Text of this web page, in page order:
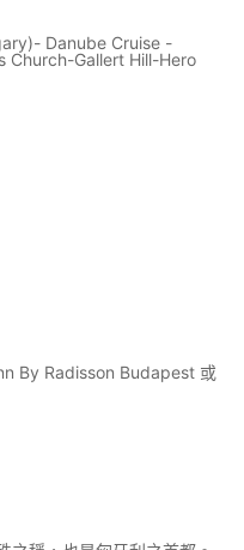
Danube Cruise -
Church-Gallert Hill-Hero
By Radisson Budapest 或